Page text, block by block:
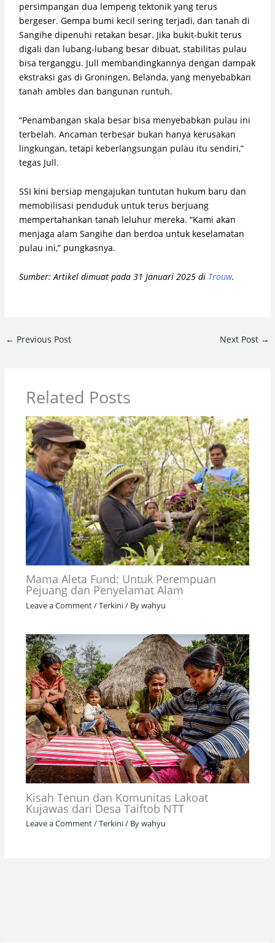
persimpangan dua lempeng tektonik yang terus
bergeser. Gempa bumi kecil sering terjadi, dan tanah di
Sangihe dipenuhi retakan besar. Jika bukit-bukit terus
digali dan lubang-lubang besar dibuat, stabilitas pulau
bisa terganggu. Jull membandingkannya dengan dampak
ekstraksi gas di Groningen, Belanda, yang menyebabkan
tanah ambles dan bangunan runtuh.
“Penambangan skala besar bisa menyebabkan pulau ini
terbelah. Ancaman terbesar bukan hanya kerusakan
lingkungan, tetapi keberlangsungan pulau itu sendiri,”
tegas Jull.
SSI kini bersiap mengajukan tuntutan hukum baru dan
memobilisasi penduduk untuk terus berjuang
mempertahankan tanah leluhur mereka. “Kami akan
menjaga alam Sangihe dan berdoa untuk keselamatan
pulau ini,” pungkasnya.
Sumber: Artikel dimuat pada 31 Januari 2025 di Trouw.
← Previous Post Next Post →
Related Posts
Mama Aleta Fund: Untuk Perempuan
Pejuang dan Penyelamat Alam
Leave a Comment/Terkini/ Bywahyu
Kisah Tenun dan Komunitas Lakoat
Kujawas dari Desa Taiftob NTT
Leave a Comment/Terkini/ Bywahyu